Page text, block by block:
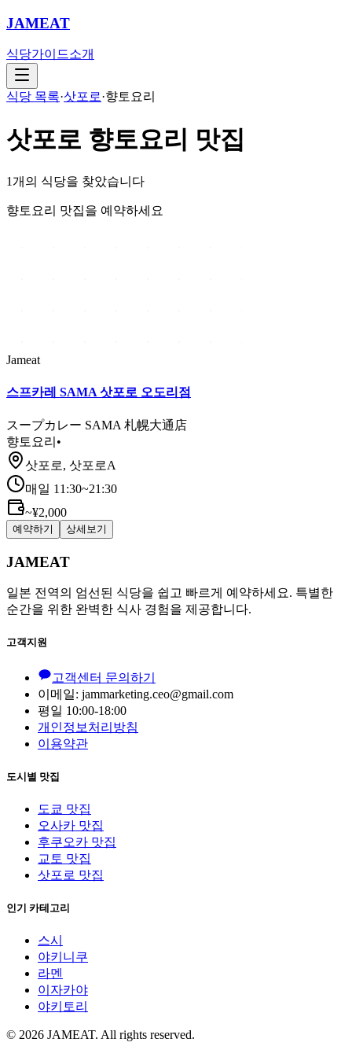
JAMEAT
식당가이드소개
식당 목록·삿포로·향토요리
삿포로 향토요리 맛집
1개의 식당을 찾았습니다
향토요리 맛집을 예약하세요
Jameat
스프카레 SAMA 삿포로 오도리점
スープカレー SAMA 札幌大通店
향토요리 •
삿포로, 삿포로A
매일 11:30~21:30
~¥2,000
예약하기 상세보기
JAMEAT
일본 전역의 엄선된 식당을 쉽고 빠르게 예약하세요. 특별한
순간을 위한 완벽한 식사 경험을 제공합니다.
고객지원
고객센터 문의하기
이메일: jammarketing.ceo@gmail.com
평일 10:00-18:00
개인정보처리방침
이용약관
도시별 맛집
도쿄 맛집
오사카 맛집
후쿠오카 맛집
교토 맛집
삿포로 맛집
인기 카테고리
스시
야키니쿠
라멘
이자카야
야키토리
© 2026 JAMEAT. All rights reserved.